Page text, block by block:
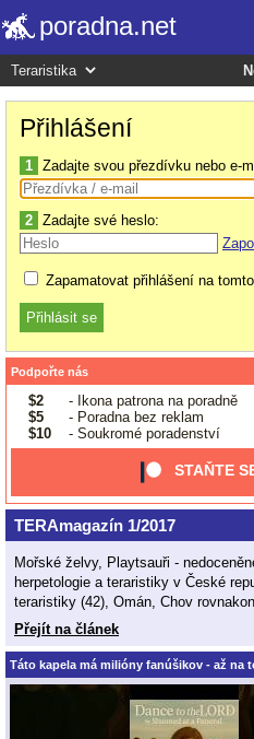
poradna.net
Přihlášení
1 Zadajte svou přezdívku nebo e-
2 Zadajte své heslo:
Zapamatovat přihlášení na
Podpořte nás
$2
- Ikona patrona na poradně
$5
- Poradna bez reklam
$10
- Soukromé poradenství
STAŇTE
TERAmagazín 1/2017
Mořské želvy, Playtsauři -
herpetologie a teraristiky v České
teraristiky (42), Omán, Chov
Přejít na článek
Táto kapela má milióny fanúšikov - až na